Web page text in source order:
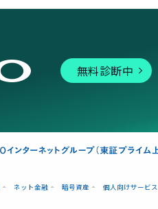
無料診断中
ネット金融 暗号資産 個人向けサービス